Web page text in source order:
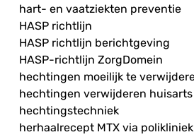
hart- en vaatziekten preventie
HASP richtlijn
HASP richtlijn berichtgeving
HASP-richtlijn ZorgDomein
hechtingen moeilijk te
hechtingen verwijderen huisarts
hechtingstechniek
herhaalrecept MTX via